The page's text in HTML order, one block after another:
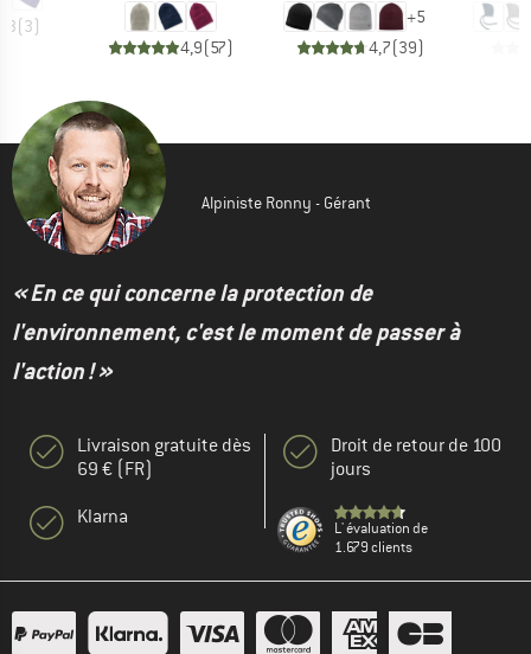
(3)
4,9(57)
+5
4,7(39)
Alpiniste Ronny - Gérant
« En ce qui concerne la protection de
l'environnement, c'est le moment de passer à
l'action ! »
Livraison gratuite dès
69 € (FR)
Klarna
Droit de retour de 100
jours
L' évaluation de
1.679 clients